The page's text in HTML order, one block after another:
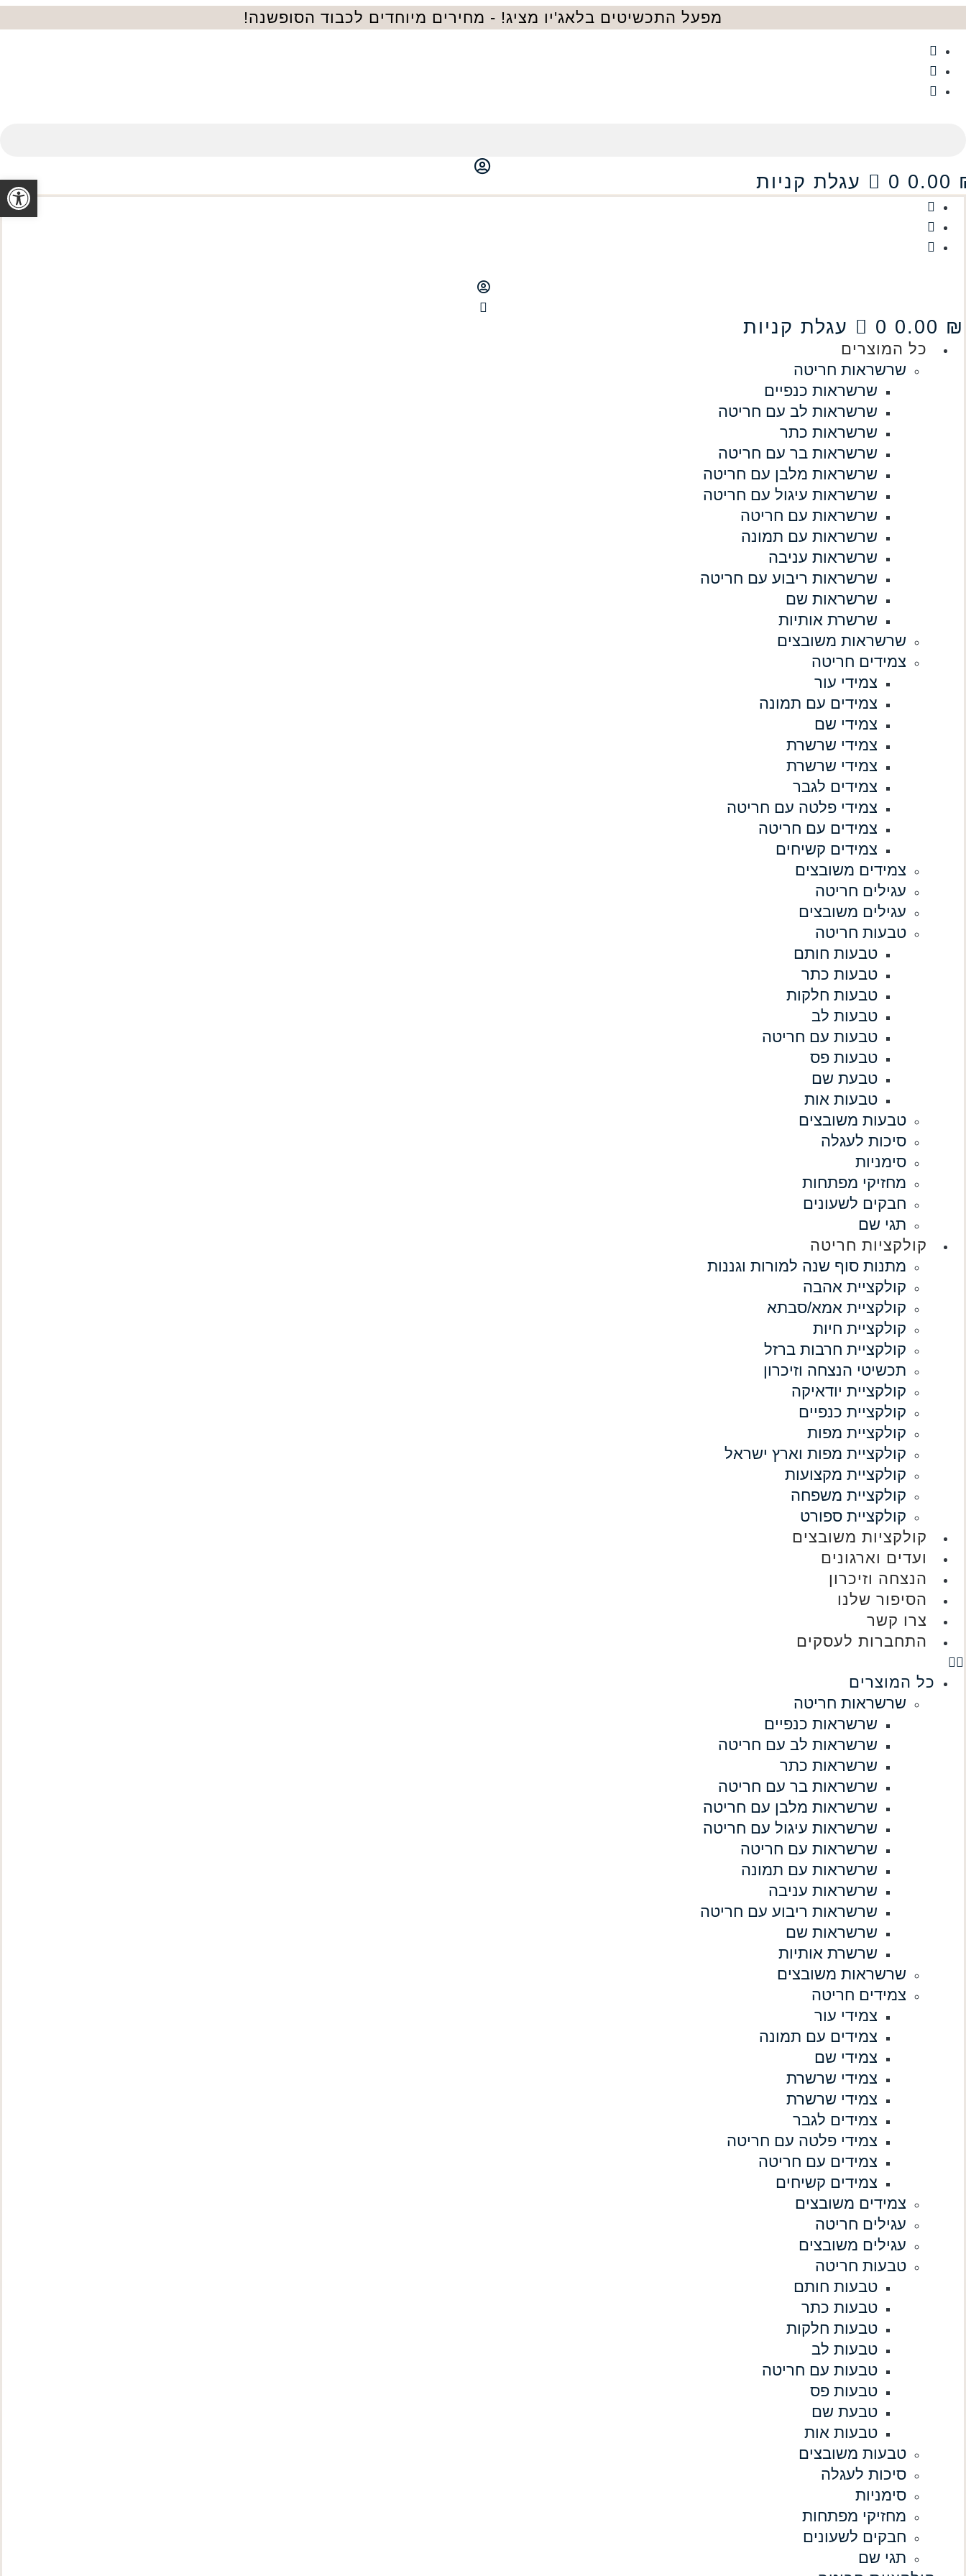
דלג
לתוכן
מפעל התכשיטים בלאג'יו מציג! - מחירים מיוחדים לכבוד הסופשנה!
0.00
0 עגלת קניות
0.00 ₪
0 עגלת קניות
כל המוצרים
שרשראות חריטה
שרשראות כנפיים
שרשראות לב עם חריטה
שרשראות כתר
שרשראות בר עם חריטה
שרשראות מלבן עם חריטה
שרשראות עיגול עם חריטה
שרשראות עם חריטה
שרשראות עם תמונה
שרשראות עניבה
שרשראות ריבוע עם חריטה
שרשראות שם
שרשרת אותיות
שרשראות משובצים
צמידים חריטה
צמידי עור
צמידים עם תמונה
צמידי שם
צמידי שרשרת
צמידי שרשרת
צמידים לגבר
צמידי פלטה עם חריטה
צמידים עם חריטה
צמידים קשיחים
צמידים משובצים
עגילים חריטה
עגילים משובצים
טבעות חריטה
טבעות חותם
טבעות כתר
טבעות חלקות
טבעות לב
טבעות עם חריטה
טבעות פס
טבעת שם
טבעות אות
טבעות משובצים
סיכות לעגלה
סימניות
מחזיקי מפתחות
חבקים לשעונים
תגי שם
קולקציות חריטה
מתנות סוף שנה למורות וגננות
קולקציית אהבה
קולקציית אמא/סבתא
קולקציית חיות
קולקציית חרבות ברזל
תכשיטי הנצחה וזיכרון
קולקציית יודאיקה
קולקציית כנפיים
קולקציית מפות
קולקציית מפות וארץ ישראל
קולקציית מקצועות
קולקציית משפחה
קולקציית ספורט
קולקציות משובצים
ועדים וארגונים
הנצחה וזיכרון
הסיפור שלנו
צרו קשר
התחברות לעסקים
כל המוצרים
שרשראות חריטה
שרשראות כנפיים
שרשראות לב עם חריטה
שרשראות כתר
שרשראות בר עם חריטה
שרשראות מלבן עם חריטה
שרשראות עיגול עם חריטה
שרשראות עם חריטה
שרשראות עם תמונה
שרשראות עניבה
שרשראות ריבוע עם חריטה
שרשראות שם
שרשרת אותיות
שרשראות משובצים
צמידים חריטה
צמידי עור
צמידים עם תמונה
צמידי שם
צמידי שרשרת
צמידי שרשרת
צמידים לגבר
צמידי פלטה עם חריטה
צמידים עם חריטה
צמידים קשיחים
צמידים משובצים
עגילים חריטה
עגילים משובצים
טבעות חריטה
טבעות חותם
טבעות כתר
טבעות חלקות
טבעות לב
טבעות עם חריטה
טבעות פס
טבעת שם
טבעות אות
טבעות משובצים
סיכות לעגלה
סימניות
מחזיקי מפתחות
חבקים לשעונים
תגי שם
פתח